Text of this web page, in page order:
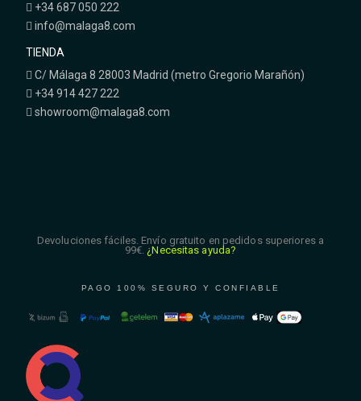
+34 687 050 222
info@malaga8.com
TIENDA
C/ Málaga 8 28003 Madrid (metro Gregorio Marañón)
+34 914 427 222
showroom@malaga8.com
Devoluciones fáciles. Envío gratuito en pedidos superiores a
99€. ¿Necesitas ayuda?
PAGO 100% SEGURO Y CONFIABLE